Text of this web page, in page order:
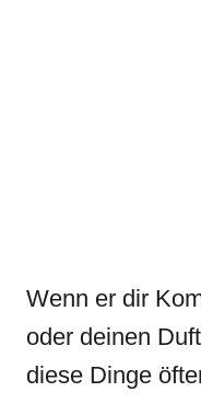
Wenn er dir
oder deinen
diese Dinge